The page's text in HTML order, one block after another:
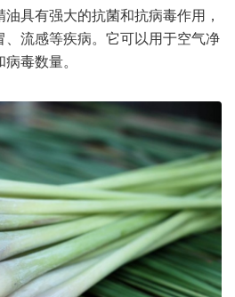
具有强大的抗菌和抗病毒作用，
流感等疾病。它可以用于空气净
毒数量。